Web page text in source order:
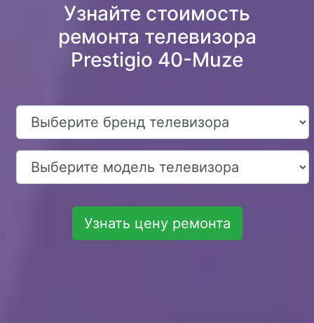
Узнайте стоимость
ремонта телевизора
Prestigio 40-Muze
Узнать цену ремонта